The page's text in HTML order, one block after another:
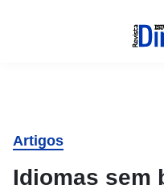
Artigos
Idiomas sem